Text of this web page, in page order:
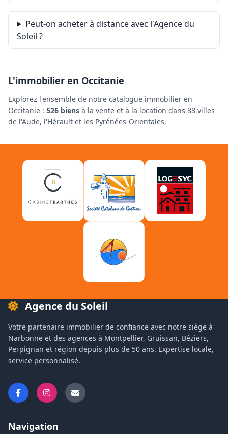
Peut-on acheter à distance avec l'Agence du
Soleil ?
L'immobilier en Occitanie
Explorez l'ensemble de notre catalogue immobilier en
Occitanie : 526 biens à la vente et à la location dans 88 villes
de l'Aude, l'Hérault et les Pyrénées-Orientales.
Agence du Soleil
Votre partenaire immobilier de confiance avec notre siège à
Narbonne et des agences à Montpellier, Gruissan, Béziers,
Perpignan et région depuis plus de 50 ans. Expertise locale,
service personnalisé.
Navigation